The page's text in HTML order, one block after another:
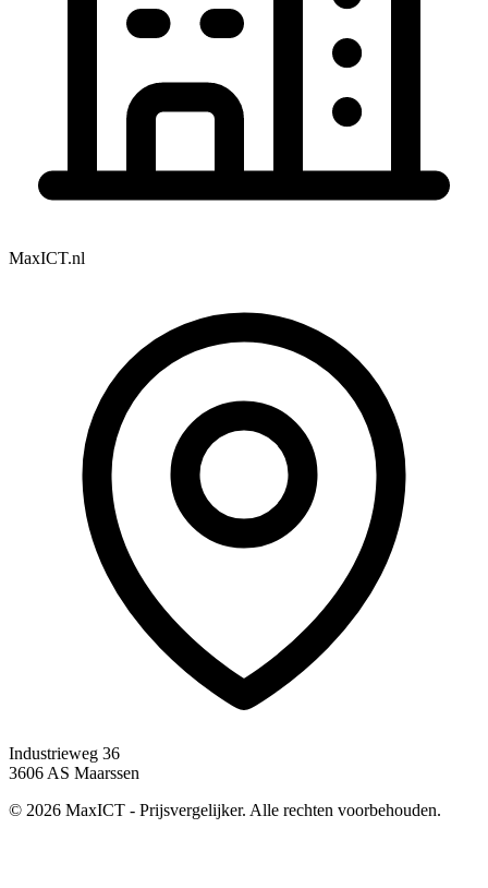
MaxICT.nl
Industrieweg 36
3606 AS Maarssen
© 2026 MaxICT - Prijsvergelijker. Alle rechten voorbehouden.